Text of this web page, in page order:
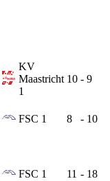
KV
Maastricht
1
10 - 9
FSC 1 8 - 10
FSC 1 11 - 18